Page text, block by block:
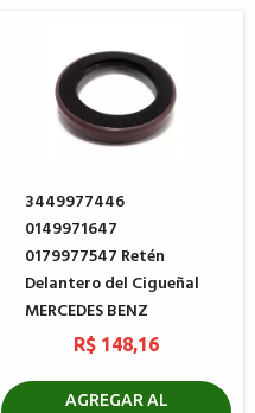
3449977446
0149971647
0179977547 Retén
Delantero del Cigueñal
MERCEDES BENZ
R$ 148,16
AGREGAR AL